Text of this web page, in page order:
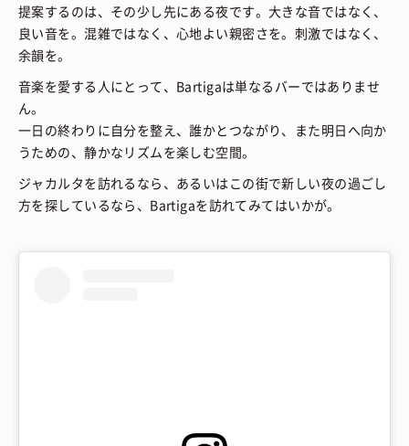
提案するのは、その少し先にある夜です。大きな音ではなく、
良い音を。混雑ではなく、心地よい親密さを。刺激ではなく、
余韻を。
音楽を愛する人にとって、Bartigaは単なるバーではありませ
ん。
一日の終わりに自分を整え、誰かとつながり、また明日へ向か
うための、静かなリズムを楽しむ空間。
ジャカルタを訪れるなら、あるいはこの街で新しい夜の過ごし
方を探しているなら、Bartigaを訪れてみてはいかが。